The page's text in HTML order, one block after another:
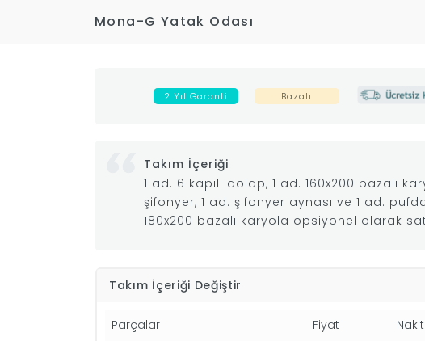
Mona-G Yatak Odası
2 Yıl Garanti Bazalı
Takım İçeriği
1 ad. 6 kapılı dolap, 1 ad. 160x200 bazalı
şifonyer, 1 ad. şifonyer aynası ve 1 ad.
180x200 bazalı karyola opsiyonel olarak
Takım İçeriği Değiştir
Parçalar Fiyat Nakit